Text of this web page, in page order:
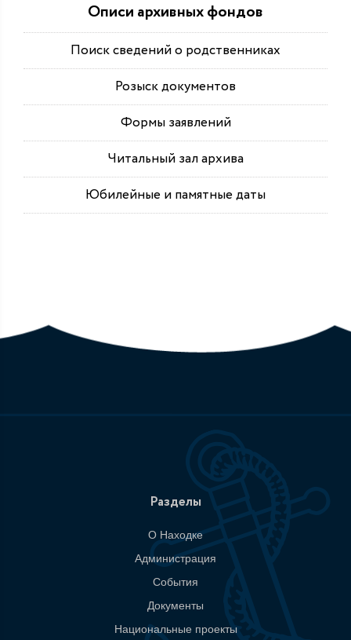
Описи архивных фондов
Поиск сведений о родственниках
Розыск документов
Формы заявлений
Читальный зал архива
Юбилейные и памятные даты
Разделы
О Находке
Администрация
События
Документы
Национальные проекты